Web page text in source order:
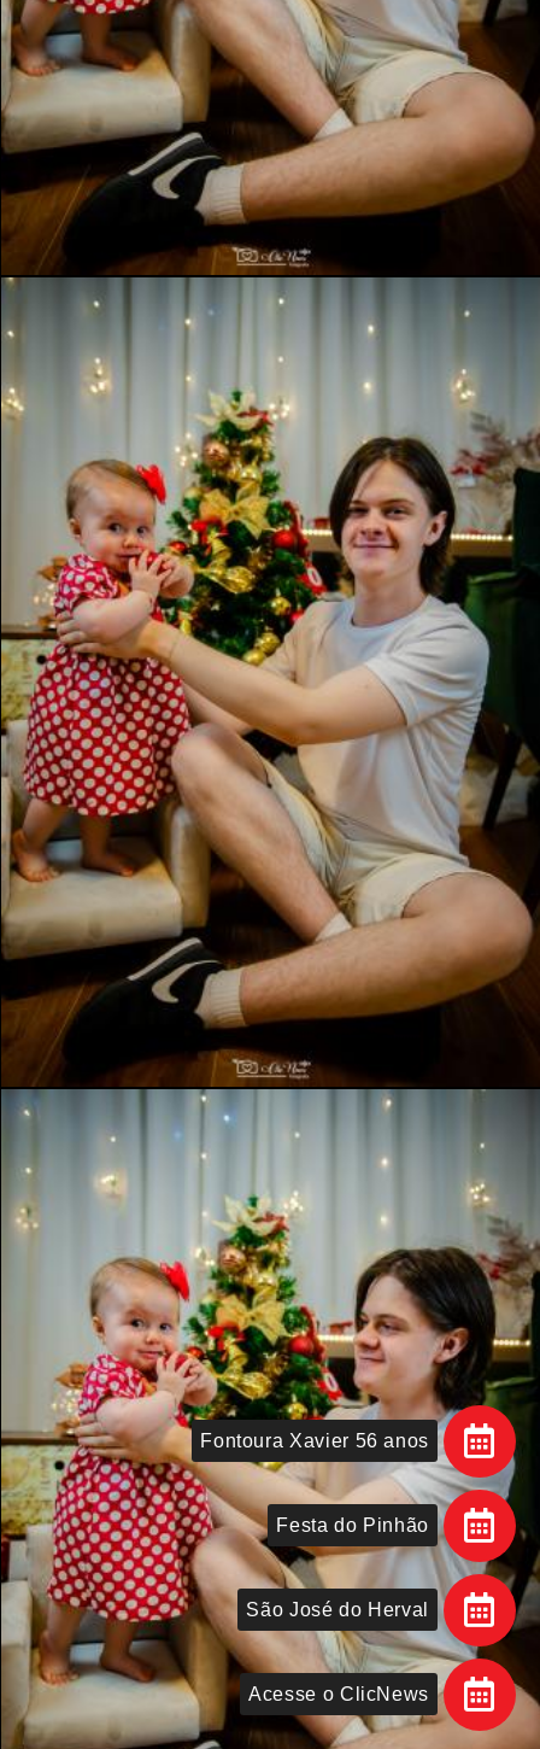
Acesse o ClicNews
São José do Herval
Festa do Pinhão
Fontoura Xavier 56 anos